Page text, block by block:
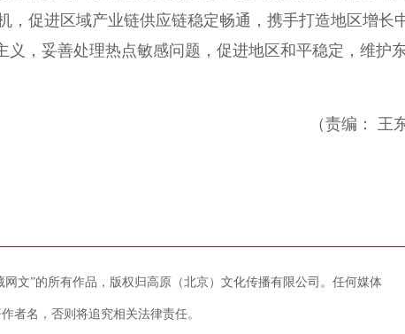
，促进区域产业链供应链稳定畅通，携手打造地区增长
，妥善处理热点敏感问题，促进地区和平稳定，维护
（责编： 王
网文”的所有作品，版权归高原（北京）文化传播有限公司。任何媒体
者名，否则将追究相关法律责任。